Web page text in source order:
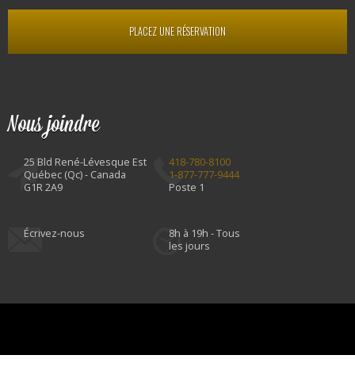
PLACEZ UNE RÉSERVATION
Nous joindre
25 Bld René-Lévesque Est
Québec (Qc) - Canada
G1R 2A9
418-780-8100
1-877-777-9444
Poste 1
Écrivez-nous
8h à 19h - Tous
les jours